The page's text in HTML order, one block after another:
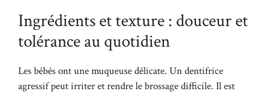
Ingrédients et texture : douceur et
tolérance au quotidien
Les bébés ont une muqueuse délicate. Un dentifrice
agressif peut irriter et rendre le brossage difficile. Il est